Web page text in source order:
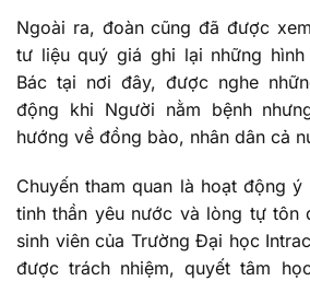
Ngoài ra, đoàn cũng đã được
tư liệu quý giá ghi lại những
Bác tại nơi đây, được nghe
động khi Người nằm bệnh
hướng về đồng bào, nhân dân cả
Chuyến tham quan là hoạt động
tinh thần yêu nước và lòng tự tôn
sinh viên của Trường Đại học
được trách nhiệm, quyết tâm